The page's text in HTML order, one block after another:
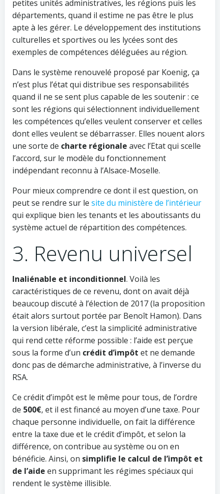
petites unités administratives, les régions puis les
départements, quand il estime ne pas être le plus
apte à les gérer. Le développement des institutions
culturelles et sportives ou les lycées sont des
exemples de compétences déléguées au région.
Dans le système renouvelé proposé par Koenig, ça
n’est plus l’état qui distribue ses responsabilités
quand il ne se sent plus capable de les soutenir : ce
sont les régions qui sélectionnent individuellement
les compétences qu’elles veulent conserver et celles
dont elles veulent se débarrasser. Elles nouent alors
une sorte de charte régionale avec l’Etat qui scelle
l’accord, sur le modèle du fonctionnement
indépendant reconnu à l’Alsace-Moselle.
Pour mieux comprendre ce dont il est question, on
peut se rendre sur le site du ministère de l’intérieur
qui explique bien les tenants et les aboutissants du
système actuel de répartition des compétences.
3. Revenu universel
Inaliénable et inconditionnel. Voilà les
caractéristiques de ce revenu, dont on avait déjà
beaucoup discuté à l’élection de 2017 (la proposition
était alors surtout portée par Benoît Hamon). Dans
la version libérale, c’est la simplicité administrative
qui rend cette réforme possible : l’aide est perçue
sous la forme d’un crédit d’impôt et ne demande
donc pas de démarche administrative, à l’inverse du
RSA.
Ce crédit d’impôt est le même pour tous, de l’ordre
de 500€, et il est financé au moyen d’une taxe. Pour
chaque personne individuelle, on fait la différence
entre la taxe due et le crédit d’impôt, et selon la
différence, on contribue au système ou on en
bénéficie. Ainsi, on simplifie le calcul de l’impôt et
de l’aide en supprimant les régimes spéciaux qui
rendent le système illisible.